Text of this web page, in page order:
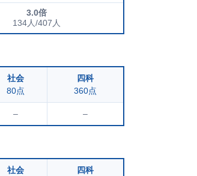
3.0倍
134人/407人
社会
80点
四科
360点
– –
社会
四科